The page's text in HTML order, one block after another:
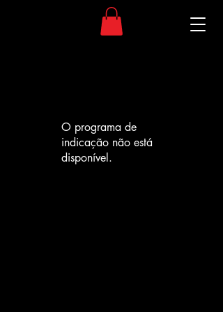
O programa de
indicação não está
disponível.